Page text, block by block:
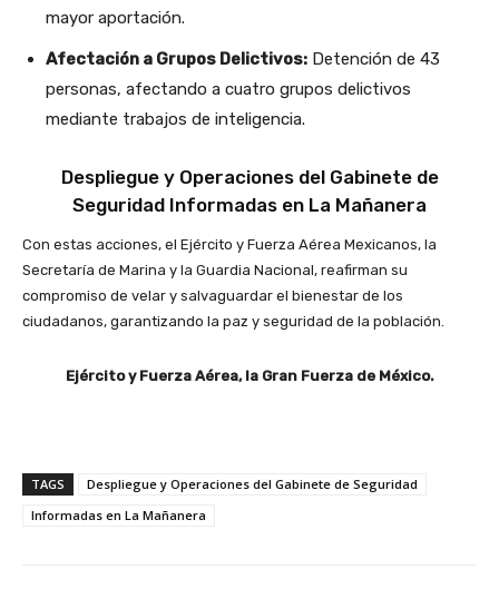
mayor aportación.
Afectación a Grupos Delictivos: Detención de 43
personas, afectando a cuatro grupos delictivos
mediante trabajos de inteligencia.
Despliegue y Operaciones del Gabinete de
Seguridad Informadas en La Mañanera
Con estas acciones, el Ejército y Fuerza Aérea Mexicanos, la
Secretaría de Marina y la Guardia Nacional, reafirman su
compromiso de velar y salvaguardar el bienestar de los
ciudadanos, garantizando la paz y seguridad de la población.
Ejército y Fuerza Aérea, la Gran Fuerza de México.
TAGS
Despliegue y Operaciones del Gabinete de Seguridad
Informadas en La Mañanera